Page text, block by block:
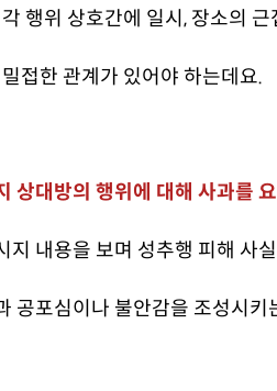
행위 상호간에 일시, 장소의
접한 관계가 있어야 하는데요.
상대방의 행위에 대해 사과를
지 내용을 보며 성추행 피해 사
공포심이나 불안감을 조성시